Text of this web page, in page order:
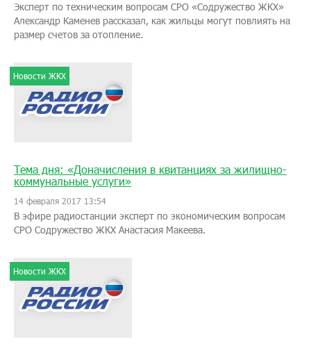
Эксперт по техническим вопросам СРО «Содружество ЖКХ»
Александр Каменев рассказал, как жильцы могут повлиять на
размер счетов за отопление.
Новости ЖКХ
Тема дня: «Доначисления в квитанциях за жилищно-
коммунальные услуги»
14 февраля 2017 13:54
В эфире радиостанции эксперт по экономическим вопросам
СРО Содружество ЖКХ Анастасия Макеева.
Новости ЖКХ